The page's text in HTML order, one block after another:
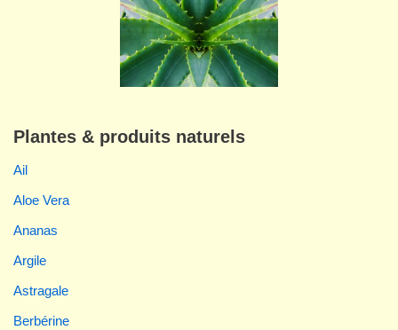
Plantes & produits naturels
Ail
Aloe Vera
Ananas
Argile
Astragale
Berbérine